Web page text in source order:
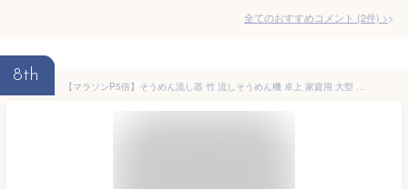
全てのおすすめコメント (2件) >
8th
【マラソンP5倍】そうめん流し器 竹 流しそうめん機 卓上 家庭用 大型 竹流麺 スライダー 流しそうめん器 そうめん流し機 自動くみ上げ ファミリー用 業務用 キャンプ そうめん流し器 そうめんスライダー そうめん ししおどし